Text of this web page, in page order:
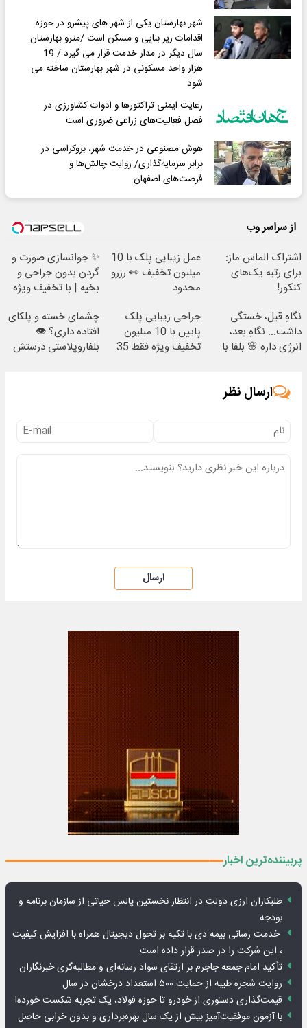
شهر بهارستان یکی از شهر های پیشرو در حوزه
اقدامات زیر بنایی و مسکن است /مترو بهارستان
سال دیگر در مدار خدمت قرار می گیرد / 19
هزار واحد مسکونی در شهر بهارستان ساخته می
شود
رعایت ایمنی تراکتورها و ادوات کشاورزی در
فصل فعالیت‌های زراعی ضروری است
هوش مصنوعی در خدمت شهر، بروکراسی در
برابر سرمایه‌گذاری/ روایت چالش‌ها و
فرصت‌های اصفهان
از سراسر وب
اشتراک الماس ماز:
برای رتبه یک‌های
کنکور!
عمل زیبایی پلک با 10
میلیون تخفیف 👀 رزرو
محدود
✨ جوانسازی صورت و
گردن بدون جراحی و
بخیه | با تخفیف ویژه
نگاهِ قبل، خستگی
داشت... نگاهِ بعد،
انرژی داره 🌸 بلفا با
جراحی زیبایی پلک
پایین با 10 میلیون
تخفیف ویژه فقط 35
چشمای خسته و پلکای
افتاده داری؟ 👁
بلفاروپلاستی درستش
ارسال نظر
ارسال
پربیننده‌ترین اخبار
طلبکاران ارزی دولت در انتظار نخستین پالس حیاتی از سازمان برنامه و
بودجه
خدمت رسانی بیمه دی با تکیه بر تحول دیجیتال همراه با افزایش کیفیت
، این شرکت را در صدر قرار داده است
تأکید امام جمعه جاجرم بر ارتقای سواد رسانه‌ای و مطالبه‌گری خبرنگاران
روایت شجره طیبه از حمایت ۵۰۰ استعداد درخشان در سال
قیمت‌گذاری دستوری از خودرو تا حوزه فولاد، یک تجربه شکست خورده!
با آزمون موفقیت‌آمیز بیش از یک سال بهره‌برداری و بدون خرابی حاصل